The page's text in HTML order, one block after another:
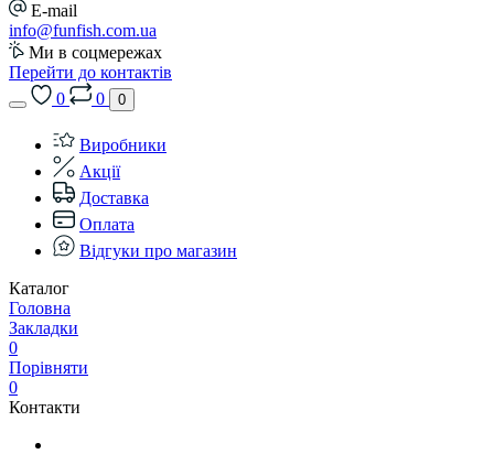
E-mail
info@funfish.com.ua
Ми в соцмережах
Перейти до контактів
0
0 0
Виробники
Акції
Доставка
Оплата
Відгуки про магазин
Каталог
Головна
Закладки
0
Порівняти
0
Контакти